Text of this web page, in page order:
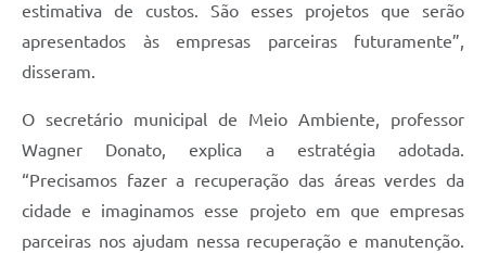
estimativa de custos. São esses projetos que serão
apresentados às empresas parceiras futuramente”,
disseram.
O secretário municipal de Meio Ambiente, professor
Wagner Donato, explica a estratégia adotada.
“Precisamos fazer a recuperação das áreas verdes da
cidade e imaginamos esse projeto em que empresas
parceiras nos ajudam nessa recuperação e manutenção.